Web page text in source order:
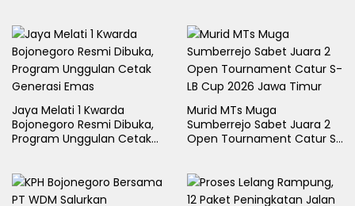
Jaya Melati 1 Kwarda
Bojonegoro Resmi Dibuka,
Program Unggulan Cetak
Murid MTs Muga
Sumberrejo Sabet Juara 2
Open Tournament Catur S-